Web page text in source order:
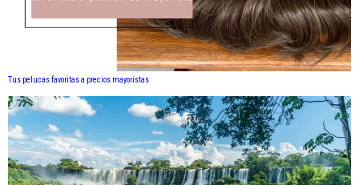
Tus pelucas favoritas a precios mayoristas